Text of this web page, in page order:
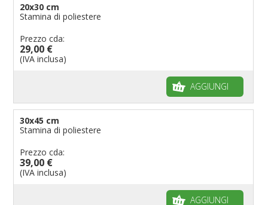
20x30 cm
Stamina di poliestere
Prezzo cda:
29,00 €
(IVA inclusa)
AGGIUNGI
30x45 cm
Stamina di poliestere
Prezzo cda:
39,00 €
(IVA inclusa)
AGGIUNGI